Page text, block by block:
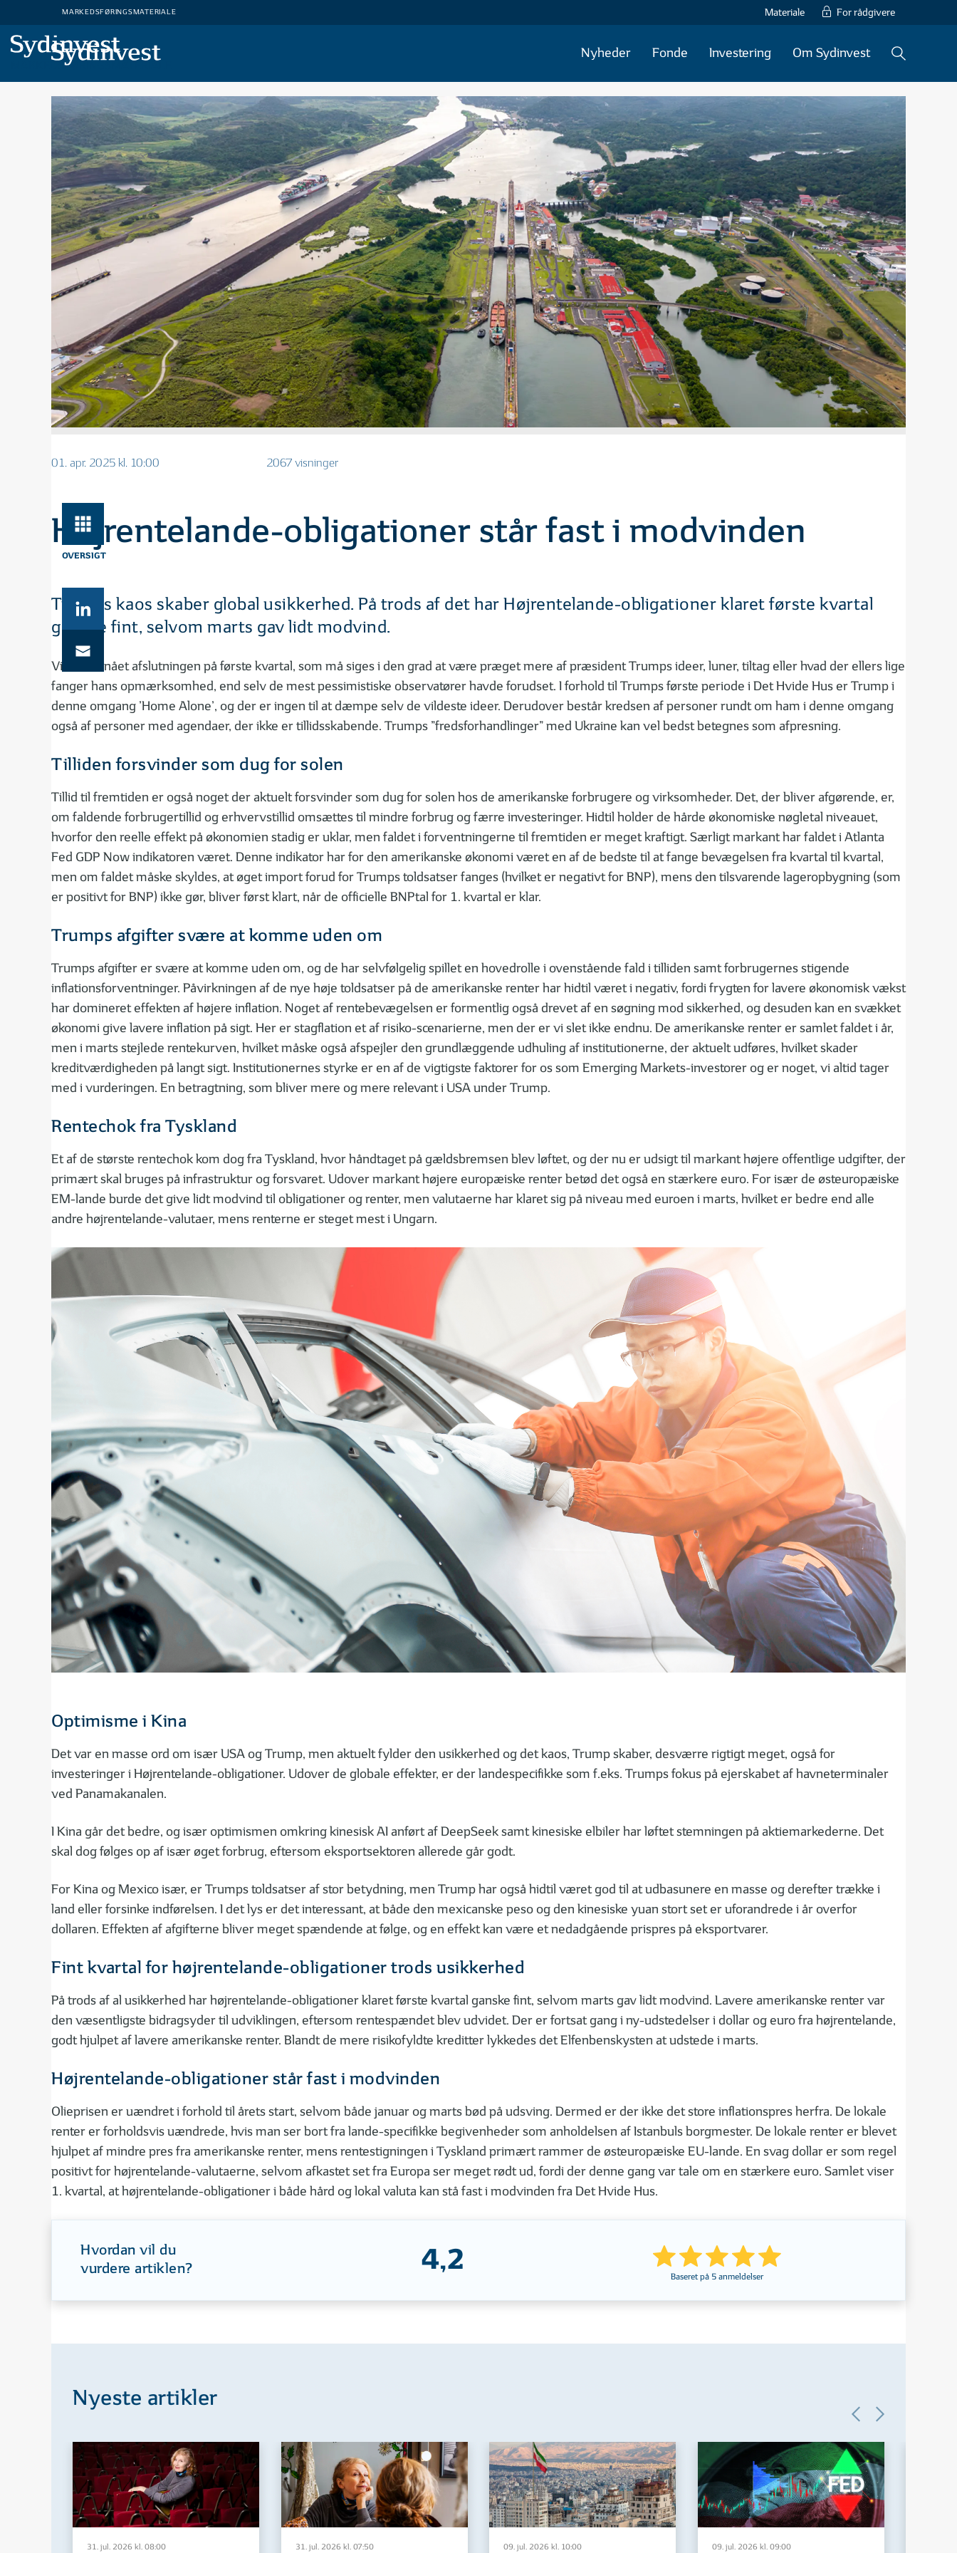
MARKEDSFØRINGSMATERIALE Materiale For rådgivere
MARKEDSFØRINGSMATERIALE
Nyheder Fonde Investering Om Sydinvest
OVERSIGT
01. apr. 2025 kl. 10:00 2067 visninger
Højrentelande-obligationer står fast i modvinden
Trumps kaos skaber global usikkerhed. På trods af det har Højrentelande-obligationer klaret første kvartal
ganske fint, selvom marts gav lidt modvind.
Vi har nu nået afslutningen på første kvartal, som må siges i den grad at være præget mere af præsident Trumps ideer, luner, tiltag eller hvad der ellers lige
fanger hans opmærksomhed, end selv de mest pessimistiske observatører havde forudset. I forhold til Trumps første periode i Det Hvide Hus er Trump i
denne omgang ’Home Alone’, og der er ingen til at dæmpe selv de vildeste ideer. Derudover består kredsen af personer rundt om ham i denne omgang
også af personer med agendaer, der ikke er tillidsskabende. Trumps ”fredsforhandlinger” med Ukraine kan vel bedst betegnes som afpresning.
Tilliden forsvinder som dug for solen
Tillid til fremtiden er også noget der aktuelt forsvinder som dug for solen hos de amerikanske forbrugere og virksomheder. Det, der bliver afgørende, er,
om faldende forbrugertillid og erhvervstillid omsættes til mindre forbrug og færre investeringer. Hidtil holder de hårde økonomiske nøgletal niveauet,
hvorfor den reelle effekt på økonomien stadig er uklar, men faldet i forventningerne til fremtiden er meget kraftigt. Særligt markant har faldet i Atlanta
Fed GDP Now indikatoren været. Denne indikator har for den amerikanske økonomi været en af de bedste til at fange bevægelsen fra kvartal til kvartal,
men om faldet måske skyldes, at øget import forud for Trumps toldsatser fanges (hvilket er negativt for BNP), mens den tilsvarende lageropbygning (som
er positivt for BNP) ikke gør, bliver først klart, når de officielle BNPtal for 1. kvartal er klar.
Trumps afgifter svære at komme uden om
Trumps afgifter er svære at komme uden om, og de har selvfølgelig spillet en hovedrolle i ovenstående fald i tilliden samt forbrugernes stigende
inflationsforventninger. Påvirkningen af de nye høje toldsatser på de amerikanske renter har hidtil været i negativ, fordi frygten for lavere økonomisk vækst
har domineret effekten af højere inflation. Noget af rentebevægelsen er formentlig også drevet af en søgning mod sikkerhed, og desuden kan en svækket
økonomi give lavere inflation på sigt. Her er stagflation et af risiko-scenarierne, men der er vi slet ikke endnu. De amerikanske renter er samlet faldet i år,
men i marts stejlede rentekurven, hvilket måske også afspejler den grundlæggende udhuling af institutionerne, der aktuelt udføres, hvilket skader
kreditværdigheden på langt sigt. Institutionernes styrke er en af de vigtigste faktorer for os som Emerging Markets-investorer og er noget, vi altid tager
med i vurderingen. En betragtning, som bliver mere og mere relevant i USA under Trump.
Rentechok fra Tyskland
Et af de største rentechok kom dog fra Tyskland, hvor håndtaget på gældsbremsen blev løftet, og der nu er udsigt til markant højere offentlige udgifter, der
primært skal bruges på infrastruktur og forsvaret. Udover markant højere europæiske renter betød det også en stærkere euro. For især de østeuropæiske
EM-lande burde det give lidt modvind til obligationer og renter, men valutaerne har klaret sig på niveau med euroen i marts, hvilket er bedre end alle
andre højrentelande-valutaer, mens renterne er steget mest i Ungarn.
Optimisme i Kina
Det var en masse ord om især USA og Trump, men aktuelt fylder den usikkerhed og det kaos, Trump skaber, desværre rigtigt meget, også for
investeringer i Højrentelande-obligationer. Udover de globale effekter, er der landespecifikke som f.eks. Trumps fokus på ejerskabet af havneterminaler
ved Panamakanalen.
I Kina går det bedre, og især optimismen omkring kinesisk AI anført af DeepSeek samt kinesiske elbiler har løftet stemningen på aktiemarkederne. Det
skal dog følges op af især øget forbrug, eftersom eksportsektoren allerede går godt.
For Kina og Mexico især, er Trumps toldsatser af stor betydning, men Trump har også hidtil været god til at udbasunere en masse og derefter trække i
land eller forsinke indførelsen. I det lys er det interessant, at både den mexicanske peso og den kinesiske yuan stort set er uforandrede i år overfor
dollaren. Effekten af afgifterne bliver meget spændende at følge, og en effekt kan være et nedadgående prispres på eksportvarer.
Fint kvartal for højrentelande-obligationer trods usikkerhed
På trods af al usikkerhed har højrentelande-obligationer klaret første kvartal ganske fint, selvom marts gav lidt modvind. Lavere amerikanske renter var
den væsentligste bidragsyder til udviklingen, eftersom rentespændet blev udvidet. Der er fortsat gang i ny-udstedelser i dollar og euro fra højrentelande,
godt hjulpet af lavere amerikanske renter. Blandt de mere risikofyldte kreditter lykkedes det Elfenbenskysten at udstede i marts.
Højrentelande-obligationer står fast i modvinden
Olieprisen er uændret i forhold til årets start, selvom både januar og marts bød på udsving. Dermed er der ikke det store inflationspres herfra. De lokale
renter er forholdsvis uændrede, hvis man ser bort fra lande-specifikke begivenheder som anholdelsen af Istanbuls borgmester. De lokale renter er blevet
hjulpet af mindre pres fra amerikanske renter, mens rentestigningen i Tyskland primært rammer de østeuropæiske EU-lande. En svag dollar er som regel
positivt for højrentelande-valutaerne, selvom afkastet set fra Europa ser meget rødt ud, fordi der denne gang var tale om en stærkere euro. Samlet viser
1. kvartal, at højrentelande-obligationer i både hård og lokal valuta kan stå fast i modvinden fra Det Hvide Hus.
Hvordan vil du
vurdere artiklen?
4,2 Baseret på 5anmeldelser
Nyeste artikler
31. jul. 2026 kl. 08:00 31. jul. 2026 kl. 07:50 09. jul. 2026 kl. 10:00 09. jul. 2026 kl. 09:00